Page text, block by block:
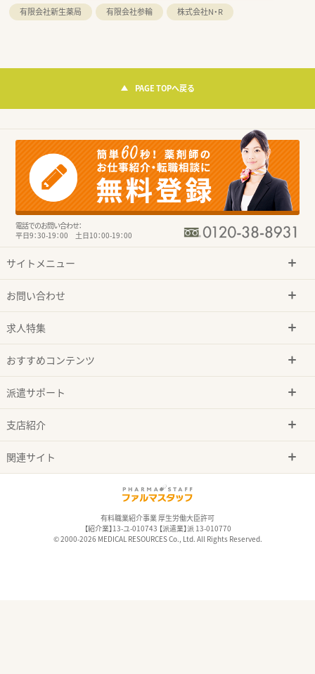
有限会社新生薬局
有限会社参輪 株式会社N・R
PAGE TOPへ戻る
電話でのお問い合わせ：
平日9：30-19：00 土日10：00-19：00
サイトメニュー
お問い合わせ
求人特集
おすすめコンテンツ
派遣サポート
支店紹介
関連サイト
有料職業紹介事業 厚生労働大臣許可
【紹介業】13-ユ-010743 【派遣業】派 13-010770
© 2000-2026 MEDICAL RESOURCES Co., Ltd. All Rights Reserved.